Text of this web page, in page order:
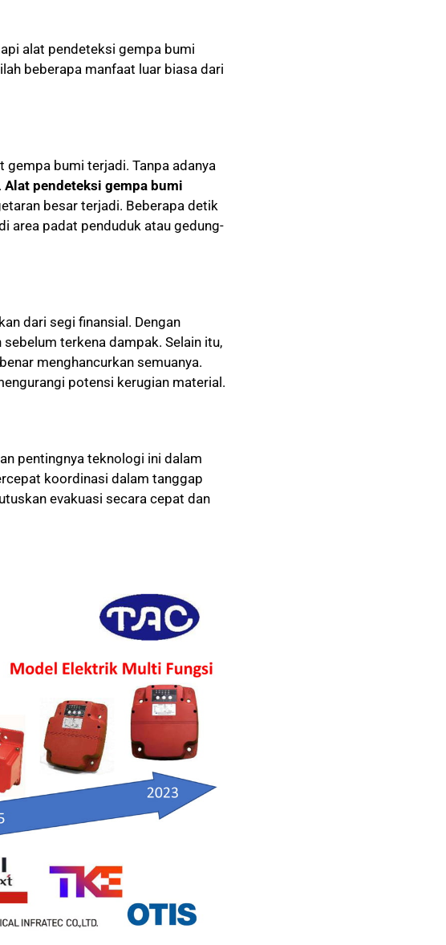
alat pendeteksi gempa bumi
beberapa manfaat luar biasa dari
bumi terjadi. Tanpa adanya
Alat pendeteksi gempa bumi
besar terjadi. Beberapa detik
area padat penduduk atau gedung-
dari segi finansial. Dengan
terkena dampak. Selain itu,
menghancurkan semuanya.
potensi kerugian material.
pentingnya teknologi ini dalam
koordinasi dalam tanggap
evakuasi secara cepat dan